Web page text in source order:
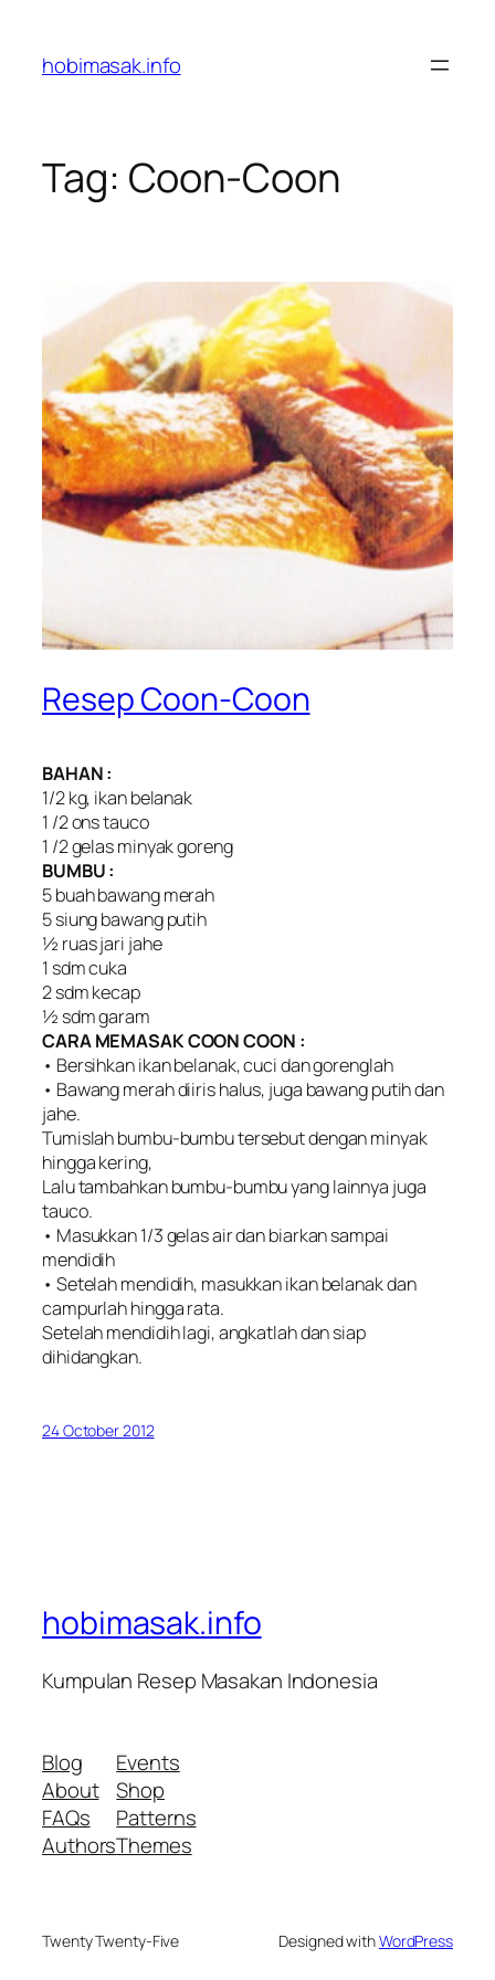
content
hobimasak.info
Tag: Coon-Coon
Resep Coon-Coon
BAHAN :
1/2 kg, ikan belanak
1 /2 ons tauco
1 /2 gelas minyak goreng
BUMBU :
5 buah bawang merah
5 siung bawang putih
½ ruas jari jahe
1 sdm cuka
2 sdm kecap
½ sdm garam
CARA MEMASAK COON COON :
• Bersihkan ikan belanak, cuci dan gorenglah
• Bawang merah diiris halus, juga bawang putih dan
jahe.
Tumislah bumbu-bumbu tersebut dengan minyak
hingga kering,
Lalu tambahkan bumbu-bumbu yang lainnya juga
tauco.
• Masukkan 1/3 gelas air dan biarkan sampai
mendidih
• Setelah mendidih, masukkan ikan belanak dan
campurlah hingga rata.
Setelah mendidih lagi, angkatlah dan siap
dihidangkan.
24 October 2012
hobimasak.info
Kumpulan Resep Masakan Indonesia
Blog
About
FAQs
Authors
Events
Shop
Patterns
Themes
Twenty Twenty-Five Designed withWordPress